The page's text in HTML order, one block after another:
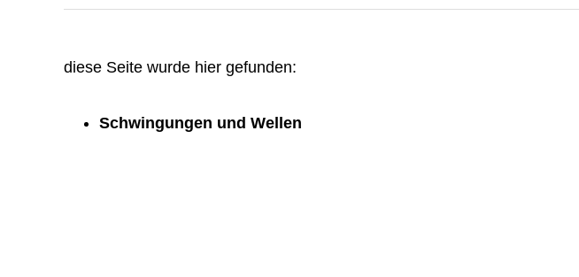
diese Seite wurde hier gefunden:
Schwingungen und Wellen